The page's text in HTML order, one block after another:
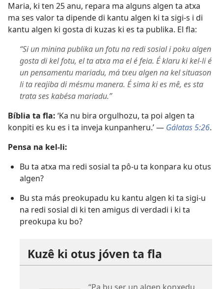
Maria, ki ten 25 anu, repara ma alguns algen ta atxa
ma ses valor ta dipende di kantu algen ki ta sigi-s i di
kantu algen ki gosta di kuzas ki es ta publika. El fla:
“Si un minina publika un fotu na redi sosial i poku algen
gosta di kel fotu, el ta atxa ma el é feia. É klaru ki kel-li é
un pensamentu mariadu, má txeu algen na kel situason
li ta reajiba di mésmu manera. É sima ki es mê, es sta
trata ses kabésa mariadu.”
Bíblia ta fla: ‘Ka nu bira orgulhozu, ta poi algen ta
konpiti es ku es i ta inveja kunpanheru.’ — Gálatas 5:26.
Pensa na kel-li:
Bu ta atxa ma redi sosial ta pô-u ta konpara ku otus
algen?
Bu sta más preokupadu ku kantu algen ki ta sigi-u
na redi sosial di ki ten amigus di verdadi i ki ta
preokupa ku bo?
Kuzê ki otus jóven ta fla